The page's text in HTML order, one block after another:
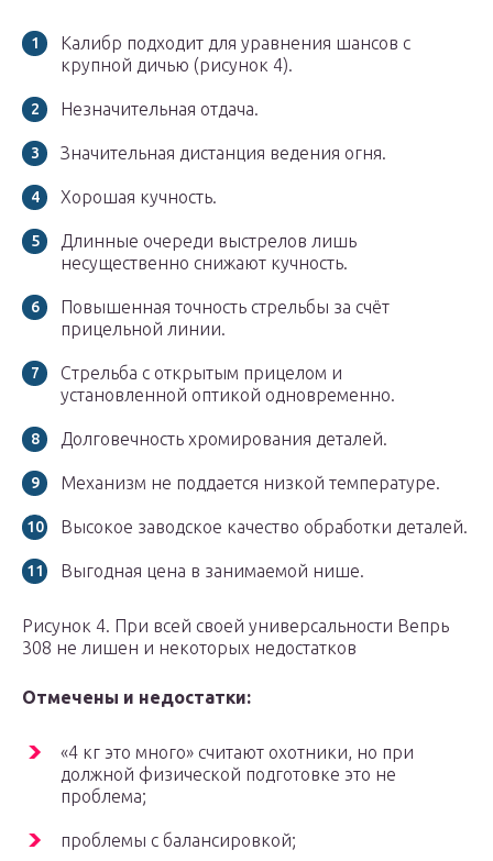
Калибр подходит для уравнения шансов с
крупной дичью (рисунок 4).
Незначительная отдача.
Значительная дистанция ведения огня.
Хорошая кучность.
Длинные очереди выстрелов лишь
несущественно снижают кучность.
Повышенная точность стрельбы за счёт
прицельной линии.
Стрельба с открытым прицелом и
установленной оптикой одновременно.
Долговечность хромирования деталей.
Механизм не поддается низкой температуре.
Высокое заводское качество обработки деталей.
Выгодная цена в занимаемой нише.
Рисунок 4. При всей своей универсальности Вепрь
308 не лишен и некоторых недостатков
Отмечены и недостатки:
«4 кг это много» считают охотники, но при
должной физической подготовке это не
проблема;
проблемы с балансировкой;